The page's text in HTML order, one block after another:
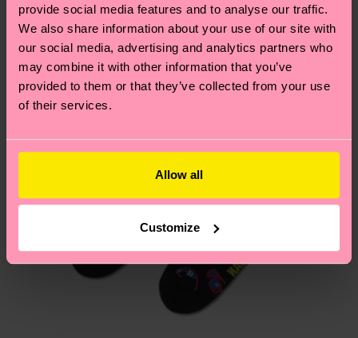
provide social media features and to analyse our traffic.
We also share information about your use of our site with
our social media, advertising and analytics partners who
may combine it with other information that you’ve
provided to them or that they’ve collected from your use
of their services.
Allow all
Customize
Du hast Fragen zu einer Retoure? In unserem
Hilfebereich im Artikel Retouren findest du die
am häufigsten gestellten Fragen.